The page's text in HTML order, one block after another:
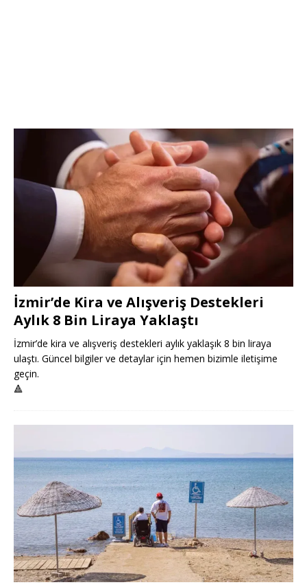
İzmir’de Kira ve Alışveriş Destekleri
Aylık 8 Bin Liraya Yaklaştı
İzmir’de kira ve alışveriş destekleri aylık yaklaşık 8 bin liraya
ulaştı. Güncel bilgiler ve detaylar için hemen bizimle iletişime
geçin.
🔺